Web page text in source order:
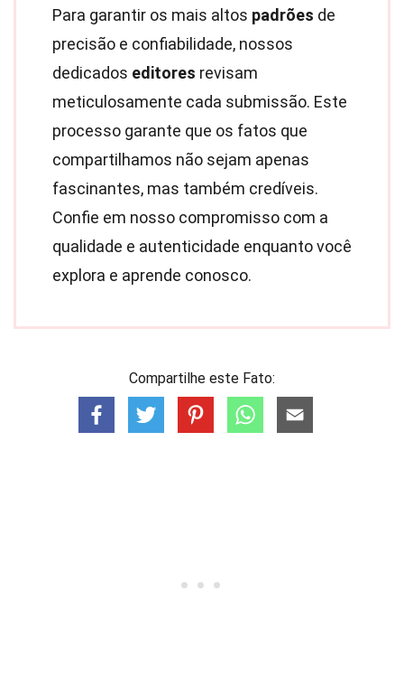
Para garantir os mais altos padrões de
precisão e confiabilidade, nossos
dedicados editores revisam
meticulosamente cada submissão. Este
processo garante que os fatos que
compartilhamos não sejam apenas
fascinantes, mas também credíveis.
Confie em nosso compromisso com a
qualidade e autenticidade enquanto você
explora e aprende conosco.
Compartilhe este Fato: